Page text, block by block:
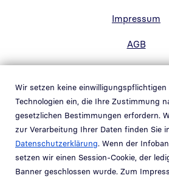
Wir setzen keine einwilligungspflichtigen
Technologien ein, die Ihre Zustimmung
gesetzlichen Bestimmungen erfordern.
zur Verarbeitung Ihrer Daten finden Sie
Datenschutzerklärung. Wenn der
setzen wir einen Session-Cookie, der
Banner geschlossen wurde. Zum
Impressum
AGB
Kontakt
Link in neuem Fenster öffnen
Whistleblower
Link in neuem Fenster öffnen